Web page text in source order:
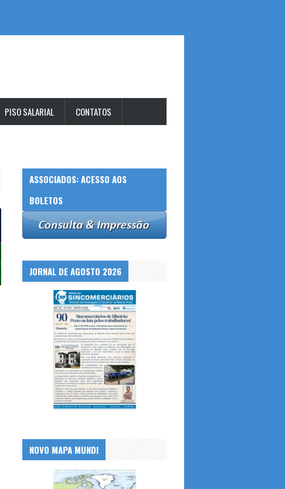
PISO SALARIAL CONTATOS
ASSOCIADOS: ACESSO AOS
BOLETOS
JORNAL DE AGOSTO 2026
NOVO MAPA MUNDI